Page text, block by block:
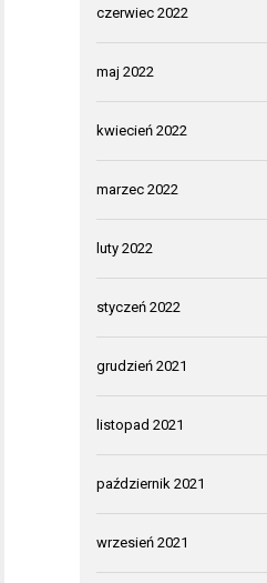
czerwiec 2022
maj 2022
kwiecień 2022
marzec 2022
luty 2022
styczeń 2022
grudzień 2021
listopad 2021
październik 2021
wrzesień 2021